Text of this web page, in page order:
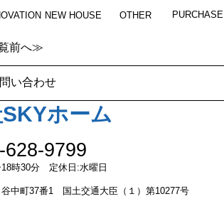
NEW HOUSE OTHER PURCHASE
CAMERA
前へ≫
い合わせ
ホーム
9799
時30分 定休日:水曜日
中町37番1 国土交通大臣（１）第10277号